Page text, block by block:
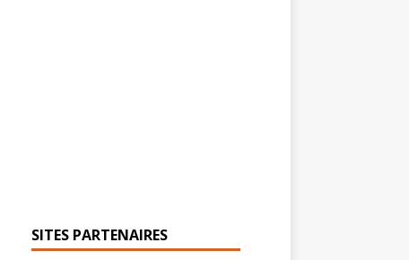
SITES PARTENAIRES